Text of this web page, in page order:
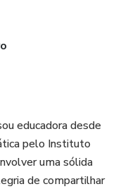
educadora desde
pelo Instituto
uma sólida
de compartilhar